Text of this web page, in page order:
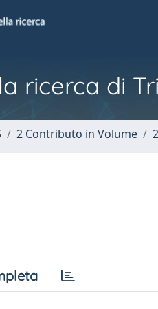
ricerca di
2 Contributo in Volume